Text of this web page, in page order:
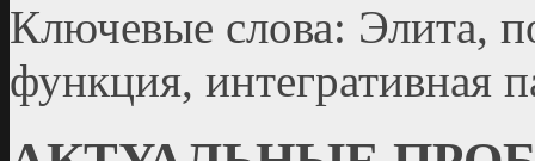
Ключевые слова: Элита,
функция, интегративная